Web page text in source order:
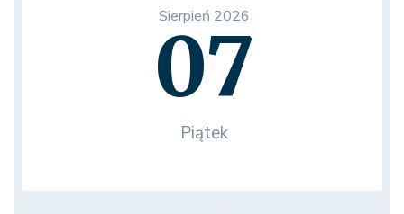
Sierpień 2026
07
Piątek